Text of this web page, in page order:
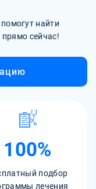
найти
прямо сейчас!
100%
подбор
лечения